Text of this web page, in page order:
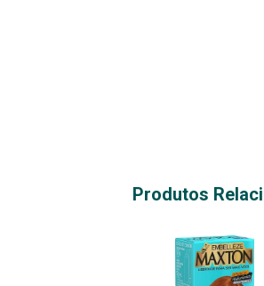
Produtos